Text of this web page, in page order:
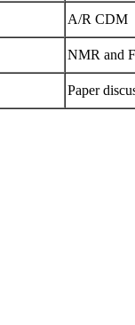
A/R CDM
NMR and
Paper